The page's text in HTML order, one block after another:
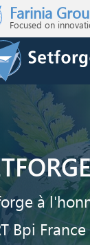
Farinia
Focused on
à
Bpi